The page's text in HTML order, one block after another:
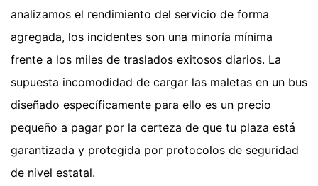
analizamos el rendimiento del servicio de forma
agregada, los incidentes son una minoría mínima
frente a los miles de traslados exitosos diarios. La
supuesta incomodidad de cargar las maletas en un bus
diseñado específicamente para ello es un precio
pequeño a pagar por la certeza de que tu plaza está
garantizada y protegida por protocolos de seguridad
de nivel estatal.